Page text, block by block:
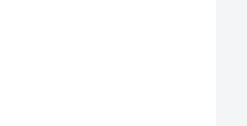
ィションが“まんまジャニーズ”とフ